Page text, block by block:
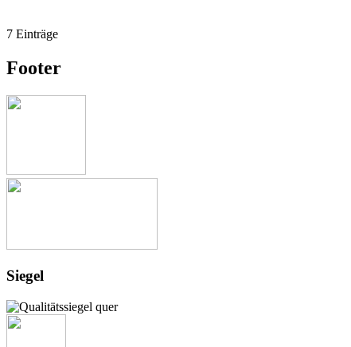
7 Einträge
Footer
Siegel